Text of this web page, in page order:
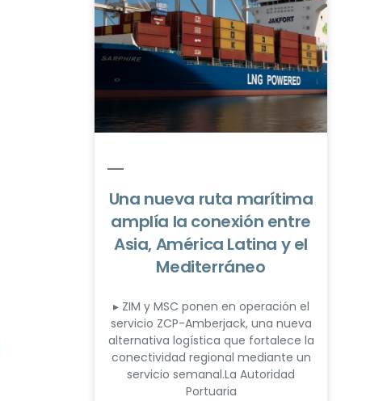
Una nueva ruta marítima
amplía la conexión entre
Asia, América Latina y el
Mediterráneo
▸ ZIM y MSC ponen en operación el
servicio ZCP-Amberjack, una nueva
alternativa logística que fortalece la
conectividad regional mediante un
servicio semanal.La Autoridad
Portuaria